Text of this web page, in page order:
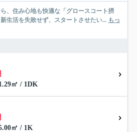
、住み心地も快適な「グロースコート摂
生活を失敗せず、スタートさせたい... もっ
㎡ / 1DK
㎡ / 1K